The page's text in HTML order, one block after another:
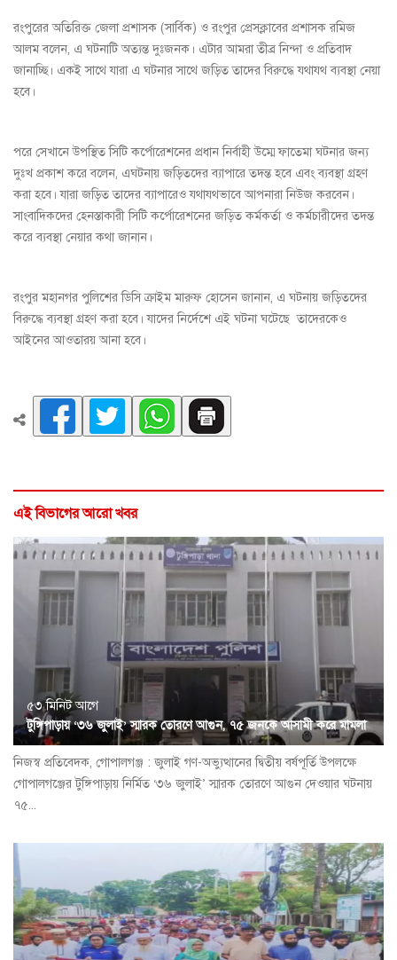
রংপুরের অতিরিক্ত জেলা প্রশাসক (সার্বিক) ও রংপুর প্রেসক্লাবের প্রশাসক রমিজ
আলম বলেন, এ ঘটনাটি অত্যন্ত দুঃজনক। এটার আমরা তীব্র নিন্দা ও প্রতিবাদ
জানাচ্ছি। একই সাথে যারা এ ঘটনার সাথে জড়িত তাদের বিরুদ্ধে যথাযথ ব্যবস্থা নেয়া
হবে।
পরে সেখানে উপস্থিত সিটি কর্পোরেশনের প্রধান নির্বাহী উম্মে ফাতেমা ঘটনার জন্য
দুঃখ প্রকাশ করে বলেন, এঘটনায় জড়িতদের ব্যাপারে তদন্ত হবে এবং ব্যবস্থা গ্রহণ
করা হবে। যারা জড়িত তাদের ব্যাপারেও যথাযথভাবে আপনারা নিউজ করবেন।
সাংবাদিকদের হেনস্তাকারী সিটি কর্পোরেশনের জড়িত কর্মকর্তা ও কর্মচারীদের তদন্ত
করে ব্যবস্থা নেয়ার কথা জানান।
রংপুর মহানগর পুলিশের ডিসি ক্রাইম মারুফ হোসেন জানান, এ ঘটনায় জড়িতদের
বিরুদ্ধে ব্যবস্থা গ্রহণ করা হবে। যাদের নির্দেশে এই ঘটনা ঘটেছে তাদেরকেও
আইনের আওতারয় আনা হবে।
এই বিভাগের আরো খবর
৫৩ মিনিট আগে
টুঙ্গিপাড়ায় ‘৩৬ জুলাই’ স্মারক তোরণে আগুন, ৭৫ জনকে আসামী করে মামলা
নিজস্ব প্রতিবেদক, গোপালগঞ্জ : জুলাই গণ-অভ্যুত্থানের দ্বিতীয় বর্ষপূর্তি উপলক্ষে
গোপালগঞ্জের টুঙ্গিপাড়ায় নির্মিত ‘৩৬ জুলাই’ স্মারক তোরণে আগুন দেওয়ার ঘটনায়
৭৫...